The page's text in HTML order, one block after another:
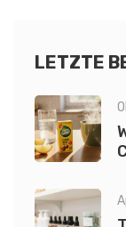
LETZTE